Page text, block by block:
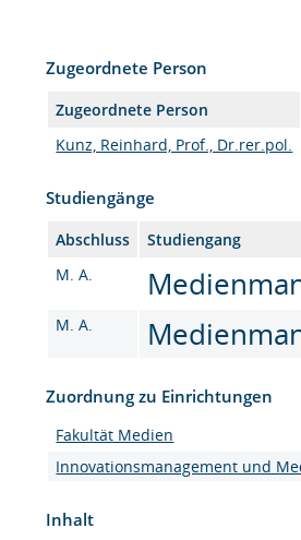
Zugeordnete Person
Zugeordnete Person
Kunz, Reinhard, Prof., Dr.rer.pol.
Studiengänge
Abschluss
Studiengang
M. A.
M. A.
Zuordnung zu Einrichtungen
Fakultät Medien
Innovationsmanagement und
Inhalt